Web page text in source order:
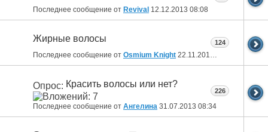
Последнее сообщение от Revival 12.12.2013 08:08
Жирные волосы
Последнее сообщение от Osmium Knight 22.11.2013
124
Опрос: Красить волосы или нет?
Последнее сообщение от Ангелина 31.07.2013 08:34
226